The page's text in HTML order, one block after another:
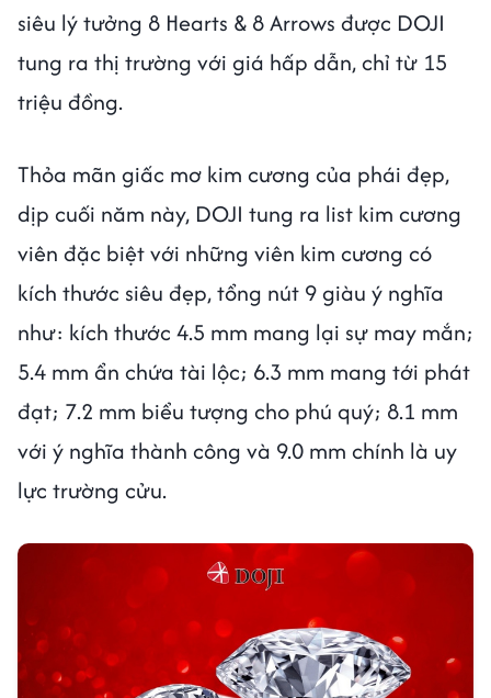
siêu lý tưởng 8 Hearts & 8 Arrows được DOJI
tung ra thị trường với giá hấp dẫn, chỉ từ 15
triệu đồng.
Thỏa mãn giấc mơ kim cương của phái đẹp,
dịp cuối năm này, DOJI tung ra list kim cương
viên đặc biệt với những viên kim cương có
kích thước siêu đẹp, tổng nút 9 giàu ý nghĩa
như: kích thước 4.5 mm mang lại sự may mắn;
5.4 mm ẩn chứa tài lộc; 6.3 mm mang tới phát
đạt; 7.2 mm biểu tượng cho phú quý; 8.1 mm
với ý nghĩa thành công và 9.0 mm chính là uy
lực trường cửu.